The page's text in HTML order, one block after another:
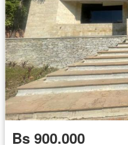
Bs 900.000